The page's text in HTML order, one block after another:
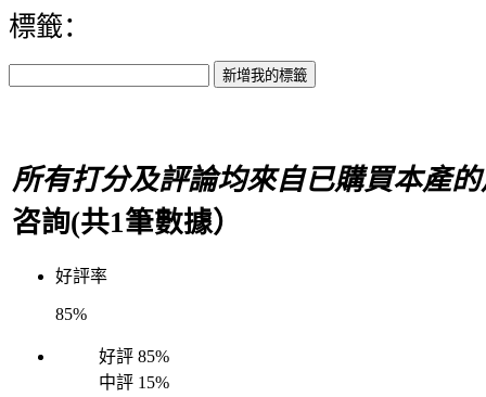
標籤：
所有打分及評論均來自已購買本產
咨詢(共1筆數據）
好評率
85%
好評 85%
中評 15%